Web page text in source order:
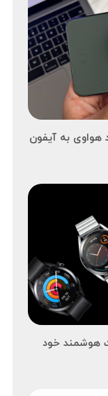
به آیفون
هوشمند خود